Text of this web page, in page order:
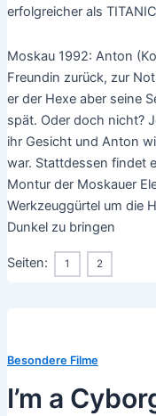
erfolgreicher als
Moskau 1992: Anton
Freundin zurück, zur
er der Hexe aber seine
spät. Oder doch nicht?
ihr Gesicht und Anton
war. Stattdessen findet
Montur der Moskauer
Werkzeuggürtel um die
Dunkel zu bringen
Seiten: 1 2
Besondere Filme
I’m a